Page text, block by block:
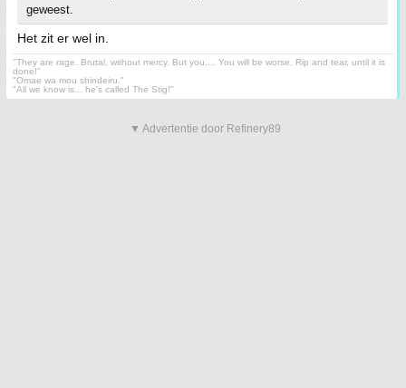
geweest.
Het zit er wel in.
"They are rage. Brutal, without mercy. But you.... You will be worse. Rip and tear, until it is
done!"
"Omae wa mou shindeiru."
"All we know is... he's called The Stig!"
▼ Advertentie door Refinery89